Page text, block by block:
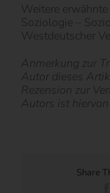
Weitere
Soziologie –
Westdeutscher
Anmerkung zur
Autor dieses
Rezension zur
Autors ist
Share